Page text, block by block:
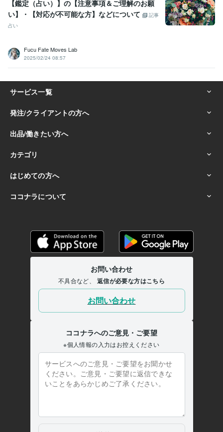
【鑑定（占い）】の【注意事項＆ご理解のお願
い】・【対応が不可能な方】などについて
記事
占い
Fucu Fate Moves Lab
2025/02/24 08:57